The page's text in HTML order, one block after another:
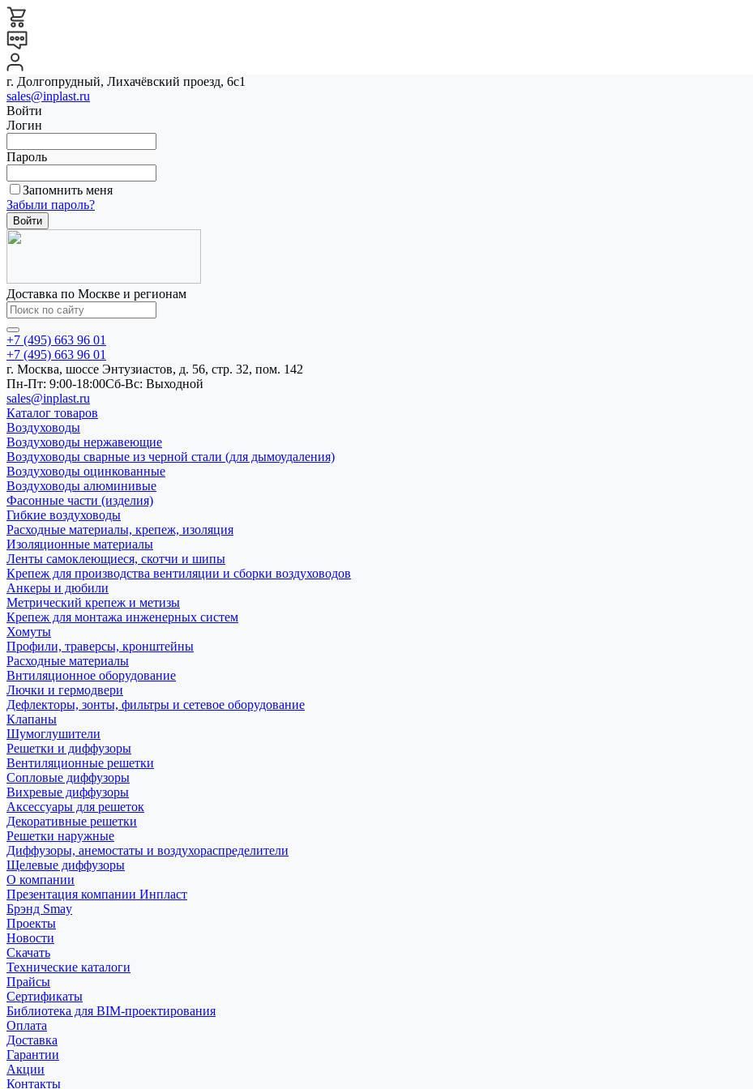
г. Долгопрудный, Лихачёвский проезд, 6с1
sales@inplast.ru
Войти
Логин
Пароль
Запомнить меня
Забыли пароль?
Доставка по Москве и регионам
+7 (495) 663 96 01
+7 (495) 663 96 01
г. Москва, шоссе Энтузиастов, д. 56, стр. 32, пом. 142
Пн-Пт: 9:00-18:00Cб-Вс: Выходной
sales@inplast.ru
Каталог товаров
Воздуховоды
Воздуховоды нержавеющие
Воздуховоды сварные из черной стали (для дымоудаления)
Воздуховоды оцинкованные
Воздуховоды алюминивые
Фасонные части (изделия)
Гибкие воздуховоды
Расходные материалы, крепеж, изоляция
Изоляционные материалы
Ленты самоклеющиеся, скотчи и шипы
Крепеж для производства вентиляции и сборки воздуховодов
Анкеры и дюбили
Метрический крепеж и метизы
Крепеж для монтажа инженерных систем
Хомуты
Профили, траверсы, кронштейны
Расходные материалы
Внтиляционное оборудование
Лючки и гермодвери
Дефлекторы, зонты, фильтры и сетевое оборудование
Клапаны
Шумоглушители
Решетки и диффузоры
Вентиляционные решетки
Сопловые диффузоры
Вихревые диффузоры
Аксессуары для решеток
Декоративные решетки
Решетки наружные
Диффузоры, анемостаты и воздухораспределители
Щелевые диффузоры
О компании
Презентация компании Инпласт
Брэнд Smay
Проекты
Новости
Скачать
Технические каталоги
Прайсы
Сертификаты
Библиотека для BIM-проектирования
Оплата
Доставка
Гарантии
Акции
Контакты